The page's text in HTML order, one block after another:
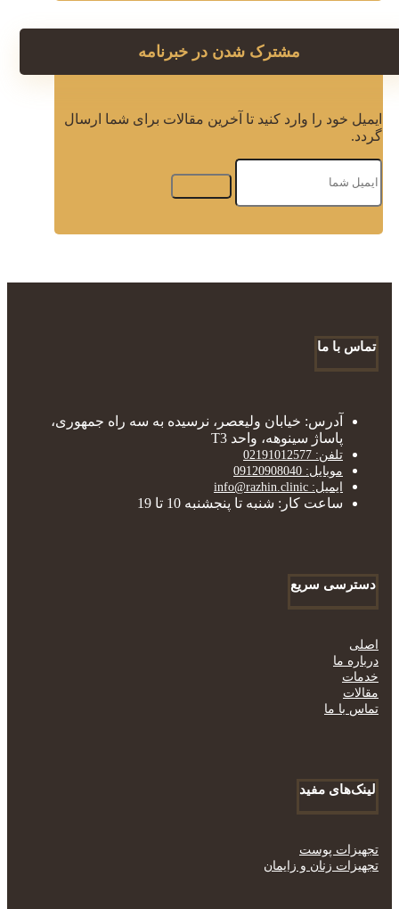
مشترک شدن در خبرنامه
ایمیل خود را وارد کنید تا آخرین مقالات برای شما ارسال
گردد.
تماس با ما
آدرس: خیابان ولیعصر، نرسیده به سه راه جمهوری،
پاساژ سینوهه، واحد T3
تلفن: 02191012577
موبایل: 09120908040
ایمیل: info@razhin.clinic
ساعت کار: شنبه تا پنجشنبه 10 تا 19
دسترسی سریع
اصلی
درباره ما
خدمات
مقالات
تماس با ما
لینک‌های مفید
تجهیزات پوست
تجهیزات زنان و زایمان